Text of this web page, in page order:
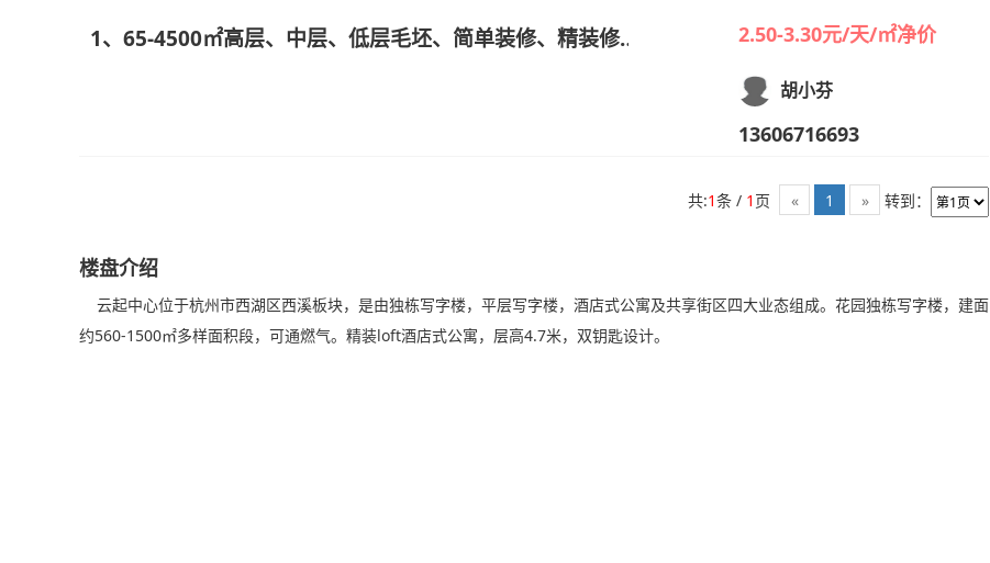
1、65-4500㎡高层、中层、低层毛坯、简单装修、精装修 2.50-3.30元/天/㎡净价
胡小芬
13606716693
共:1条 / 1 页 « 1 » 转到：
楼盘介绍
云起中心位于杭州市西湖区西溪板块，是由独栋写字楼，平层写字楼，酒店式公寓及共享街区四大业态组成。花园独栋写字楼，建面
约560-1500㎡多样面积段，可通燃气。精装loft酒店式公寓，层高4.7米，双钥匙设计。